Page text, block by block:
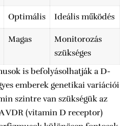
Optimális Ideális működés
Magas
Monitorozás
szükséges
is befolyásolhatják a D-
emberek genetikai variációi
szintre van szükségük az
VDR (vitamin D receptor)